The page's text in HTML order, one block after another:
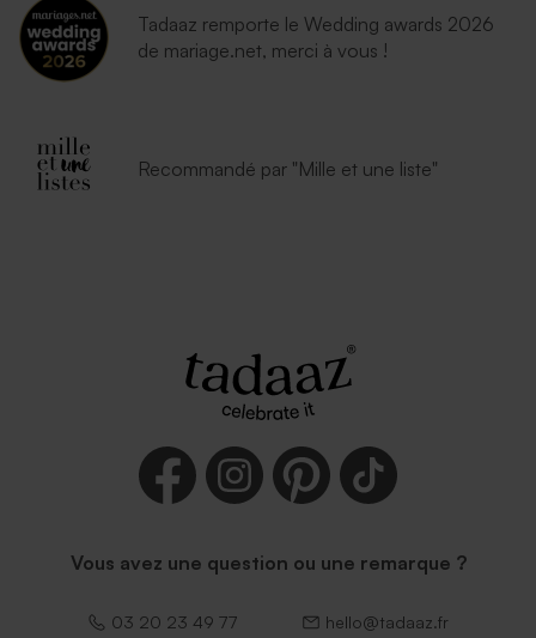
Tadaaz remporte le Wedding awards 2026
de mariage.net, merci à vous !
Recommandé par "Mille et une liste"
Vous avez une question ou une remarque ?
03 20 23 49 77 hello@tadaaz.fr